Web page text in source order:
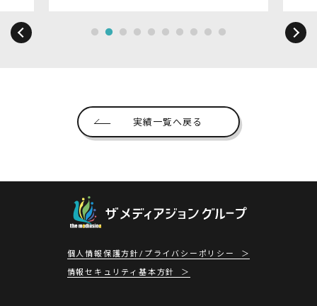
実績一覧へ戻る
個人情報保護方針/プライバシーポリシー
情報セキュリティ基本方針